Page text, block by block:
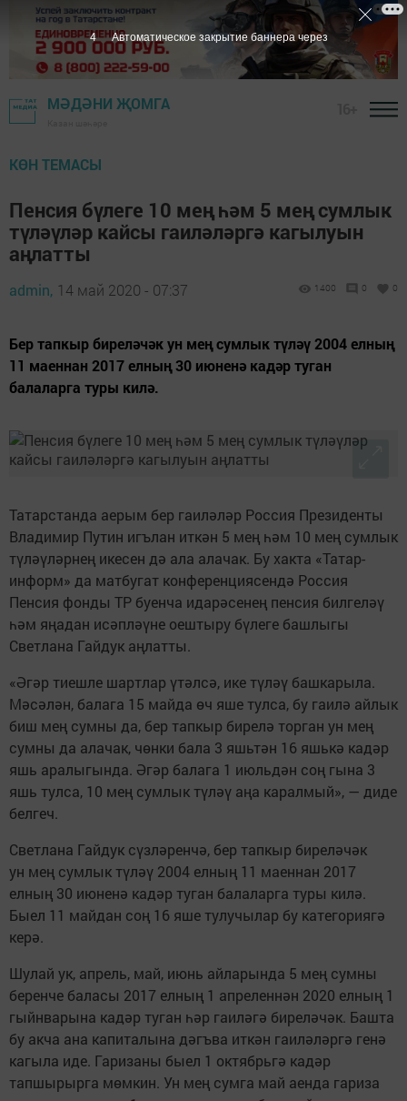
МӘДӘНИ ҖОМГА
КӨН ТЕМАСЫ
Пенсия бүлеге 10 мең һәм 5 мең сумлык
түләүләр кайсы гаиләләргә кагылуын
аңлатты
admin, 14 май 2020 - 07:37 1400 0 0
Бер тапкыр биреләчәк ун мең сумлык түләү 2004 елның
11 маеннан 2017 елның 30 июненә кадәр туган
балаларга туры килә.
Татарстанда аерым бер гаиләләр Россия Президенты
Владимир Путин игълан иткән 5 мең һәм 10 мең сумлык
түләүләрнең икесен дә ала алачак. Бу хакта «Татар-
информ» да матбугат конференциясендә Россия
Пенсия фонды ТР буенча идарәсенең пенсия билгеләү
һәм яңадан исәпләүне оештыру бүлеге башлыгы
Светлана Гайдук аңлатты.
«Әгәр тиешле шартлар үтәлсә, ике түләү башкарыла.
Мәсәлән, балага 15 майда өч яше тулса, бу гаилә айлык
биш мең сумны да, бер тапкыр бирелә торган ун мең
сумны да алачак, чөнки бала 3 яшьтән 16 яшькә кадәр
яшь аралыгында. Әгәр балага 1 июльдән соң гына 3
яшь тулса, 10 мең сумлык түләү аңа каралмый», — диде
белгеч.
Светлана Гайдук сүзләренчә, бер тапкыр биреләчәк
ун мең сумлык түләү 2004 елның 11 маеннан 2017
елның 30 июненә кадәр туган балаларга туры килә.
Быел 11 майдан соң 16 яше тулучылар бу категориягә
керә.
Шулай ук, апрель, май, июнь айларында 5 мең сумны
беренче баласы 2017 елның 1 апреленнән 2020 елның 1
гыйнварына кадәр туган һәр гаиләгә биреләчәк. Башта
бу акча ана капиталына дәгъва иткән гаиләләргә генә
кагыла иде. Гаризаны быел 1 октябрьгә кадәр
тапшырырга мөмкин. Ун мең сумга май аенда гариза
3 Автоматическое закрытие баннера через